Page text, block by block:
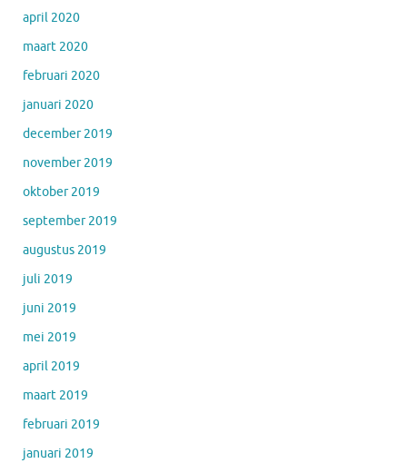
april 2020
maart 2020
februari 2020
januari 2020
december 2019
november 2019
oktober 2019
september 2019
augustus 2019
juli 2019
juni 2019
mei 2019
april 2019
maart 2019
februari 2019
januari 2019